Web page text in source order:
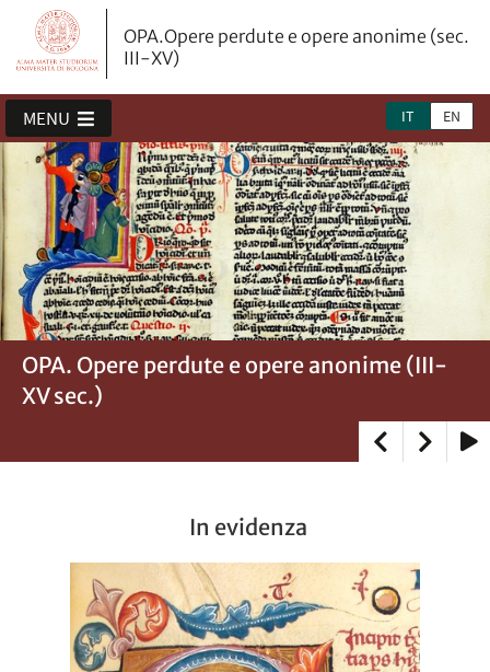
OPA.Opere perdute e opere anonime (sec.
III-XV)
IT EN
MENU
OPA. Opere perdute e opere anonime (III-
XV sec.)
Banche dati
Pseudo-Bonaventura
In evidenza